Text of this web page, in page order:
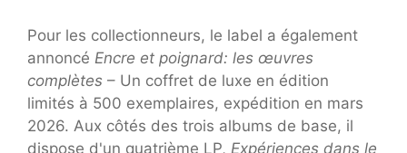
Pour les collectionneurs, le label a également
annoncé Encre et poignard: les œuvres
complètes – Un coffret de luxe en édition
limités à 500 exemplaires, expédition en mars
2026. Aux côtés des trois albums de base, il
dispose d'un quatrième LP, Expériences dans le